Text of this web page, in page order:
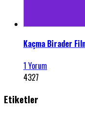
Kaçma Birader
1 Yorum
4327
Etiketler